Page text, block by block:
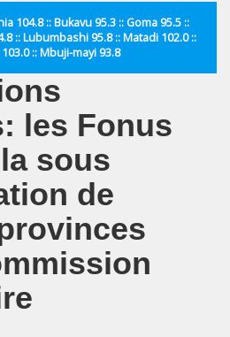
104.8 :: Bukavu 95.3 :: Goma 95.5 ::
:: Lubumbashi 95.8 :: Matadi 102.0 ::
:: Mbuji-mayi 93.8
les Fonus
sous
de